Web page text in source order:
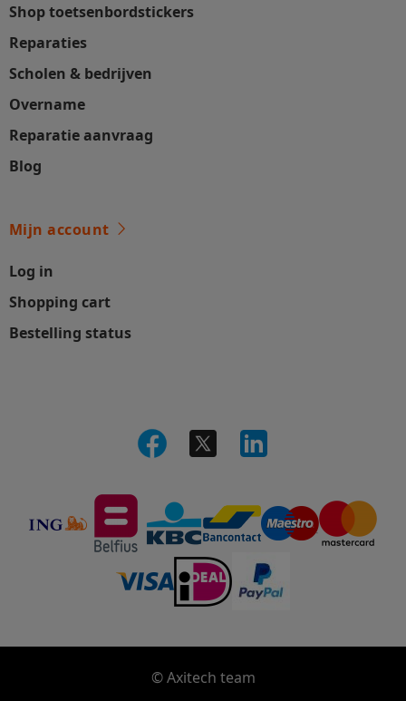
Shop toetsenbordstickers
Reparaties
Scholen & bedrijven
Overname
Reparatie aanvraag
Blog
Mijn account
Log in
Shopping cart
Bestelling status
© Axitech team